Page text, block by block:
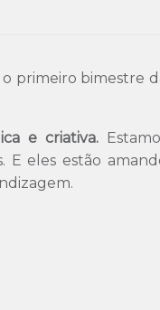
primeiro bimestre
e criativa.
E eles estão